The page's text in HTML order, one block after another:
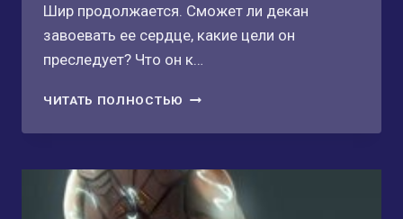
Шир продолжается. Сможет ли декан
завоевать ее сердце, какие цели он
преследует? Что он к…
ЧИТАТЬ ПОЛНОСТЬЮ ТАЙНЫ
ШИ